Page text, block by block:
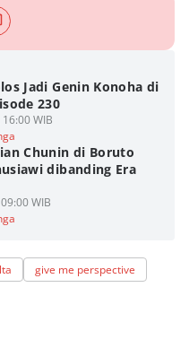
Jadi Genin Konoha di
230
WIB
Chunin di Boruto
dibanding Era
WIB
give me perspective